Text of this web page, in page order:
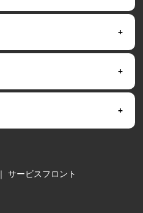
｜サービスフロント